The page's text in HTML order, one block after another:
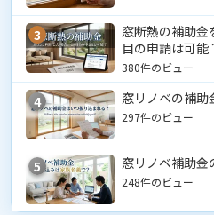
3
窓断熱の補助金
目の申請は可能
380件のビュー
4 窓リノベの補助
297件のビュー
5 窓リノベ補助金
248件のビュー